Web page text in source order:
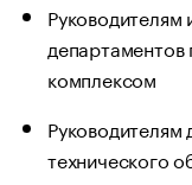
комплексом
технического